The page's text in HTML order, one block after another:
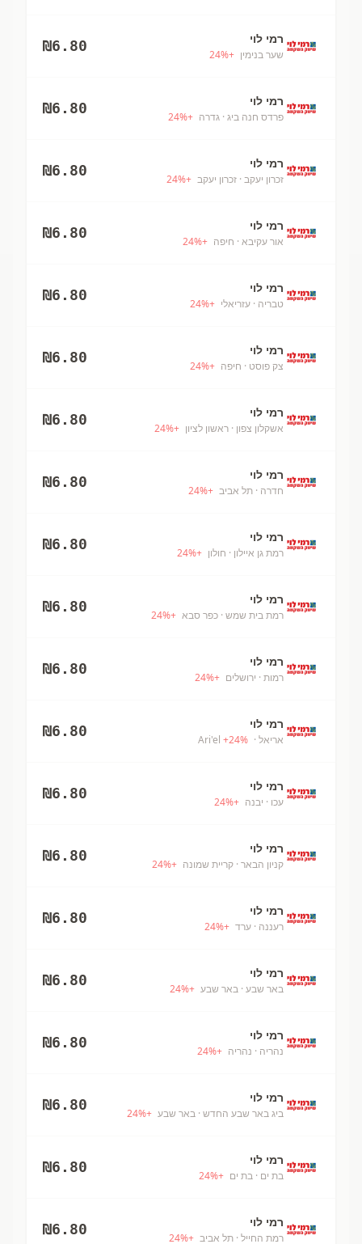
רמי לוי
שער בנימין +
24%
₪6.80
רמי לוי
פרדס חנה ביג · גדרה +
24%
₪6.80
רמי לוי
זכרון יעקב · זכרון יעקב +
24%
₪6.80
רמי לוי
אור עקיבא · חיפה +
24%
₪6.80
רמי לוי
טבריה · עזריאלי +
24%
₪6.80
רמי לוי
צק פוסט · חיפה +
24%
₪6.80
רמי לוי
אשקלון צפון · ראשון לציון +
24%
₪6.80
רמי לוי
חדרה · תל אביב +
24%
₪6.80
רמי לוי
רמת גן איילון · חולון +
24%
₪6.80
רמי לוי
רמת בית שמש · כפר סבא +
24%
₪6.80
רמי לוי
רמות · ירושלים +
24%
₪6.80
רמי לוי
אריאל · Ari'el
+24%
₪6.80
רמי לוי
עכו · יבנה +
24%
₪6.80
רמי לוי
קניון הבאר · קריית שמונה +
24%
₪6.80
רמי לוי
רעננה · ערד +
24%
₪6.80
רמי לוי
באר שבע · באר שבע +
24%
₪6.80
רמי לוי
נהריה · נהריה +
24%
₪6.80
רמי לוי
ביג באר שבע החדש · באר שבע +
24%
₪6.80
רמי לוי
בת ים · בת ים +
24%
₪6.80
רמי לוי
רמת החייל · תל אביב +
24%
₪6.80